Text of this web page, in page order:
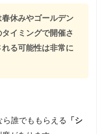
休みやゴールデン
イミングで開催さ
る可能性は非常に
ら誰でももらえる
「シ